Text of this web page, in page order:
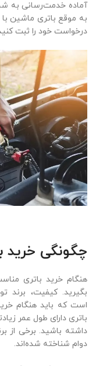
آماده خدمت‌رسانی به
به موقع باتری ماشین
درخواست خود را ثبت
چگونگی خرید
هنگام خرید باتری
بگیرید. کیفیت، برند
است که باید هنگام
باتری دارای طول عمر
داشته باشید. برخی از
دوام شناخته شده‌اند.